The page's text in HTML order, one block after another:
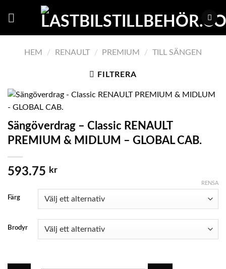
HEM / RENAULT / PREMIUM / TILL SÄNGEN
FILTRERA
Sängöverdrag – Classic RENAULT
PREMIUM & MIDLUM – GLOBAL CAB.
593.75 kr
Färg
Brodyr
RENSA